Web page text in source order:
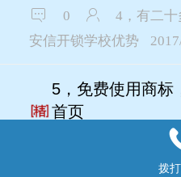
0
4，有二十
安信开锁学校优势
5，免费使用商标
首页
拨